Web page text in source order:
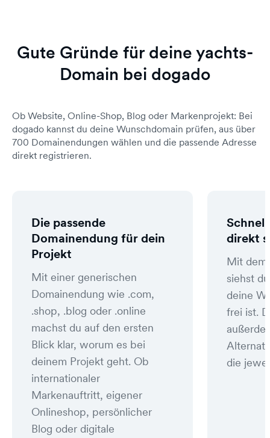
Gute Gründe für deine yachts-
Domain bei dogado
Ob Website, Online-Shop, Blog oder Markenprojekt: Bei
dogado kannst du deine Wunschdomain prüfen, aus über
700 Domainendungen wählen und die passende Adresse
direkt registrieren.
Die passende
Domainendung für dein
Projekt
Mit einer generischen
Domainendung wie .com,
.shop, .blog oder .online
machst du auf den ersten
Blick klar, worum es bei
deinem Projekt geht. Ob
internationaler
Markenauftritt, eigener
Onlineshop, persönlicher
Blog oder digitale
direkt
Mit dem
siehst
deine
frei ist.
die